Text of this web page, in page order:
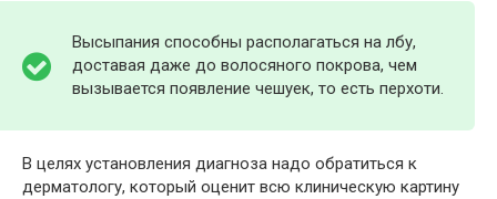
Высыпания способны располагаться на лбу,
доставая даже до волосяного покрова, чем
вызывается появление чешуек, то есть перхоти.
В целях установления диагноза надо обратиться к
дерматологу, который оценит всю клиническую картину